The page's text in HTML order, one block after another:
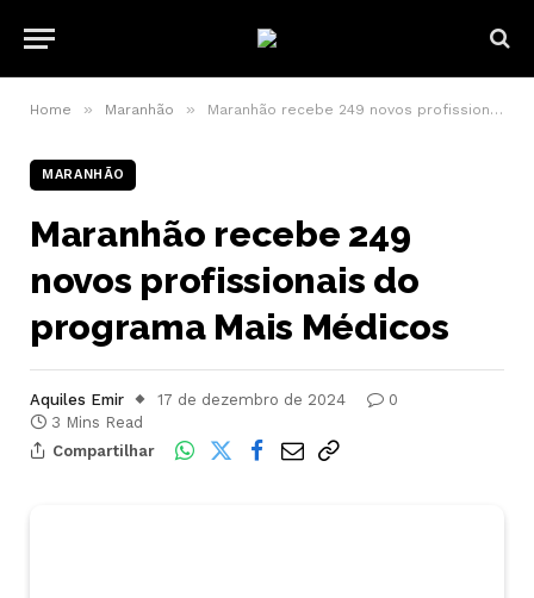
Home » Maranhão » Maranhão recebe 249 novos profissionais do programa Mais Médicos
MARANHÃO
Maranhão recebe 249
novos profissionais do
programa Mais Médicos
Aquiles Emir 17 de dezembro de 2024
0
3 Mins Read
Compartilhar